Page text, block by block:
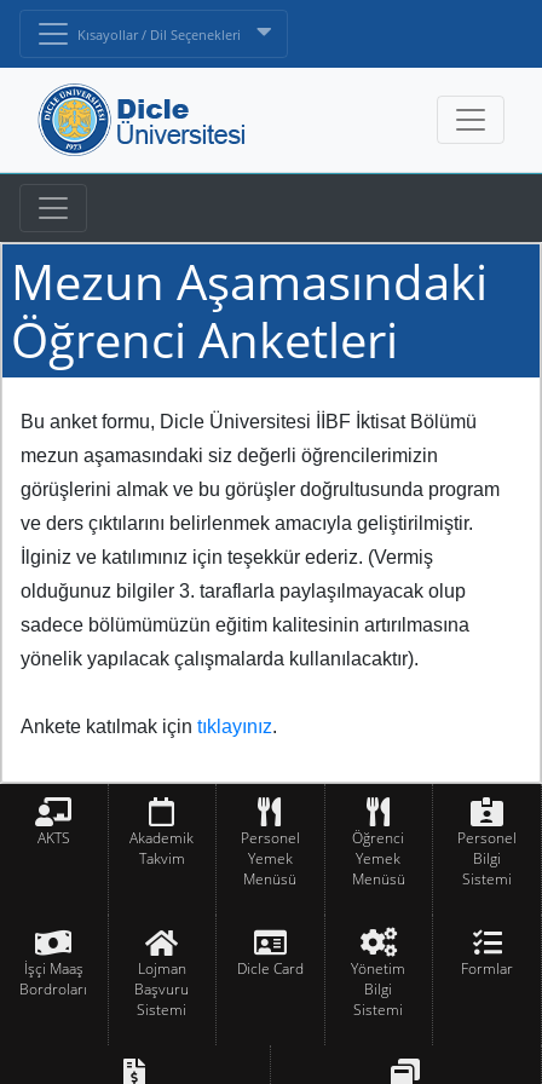
Kısayollar / Dil Seçenekleri
Mezun Aşamasındaki
Öğrenci Anketleri
Bu anket formu, Dicle Üniversitesi İİBF İktisat Bölümü
mezun aşamasındaki siz değerli öğrencilerimizin
görüşlerini almak ve bu görüşler doğrultusunda program
ve ders çıktılarını belirlenmek amacıyla geliştirilmiştir.
İlginiz ve katılımınız için teşekkür ederiz. (Vermiş
olduğunuz bilgiler 3. taraflarla paylaşılmayacak olup
sadece bölümümüzün eğitim kalitesinin artırılmasına
yönelik yapılacak çalışmalarda kullanılacaktır).
Ankete katılmak için tıklayınız.
AKTS
Akademik
Takvim
Personel
Yemek
Menüsü
Öğrenci
Yemek
Menüsü
Personel
Bilgi
Sistemi
İşçi Maaş
Bordroları
Lojman
Başvuru
Sistemi
Dicle Card
Yönetim
Bilgi
Sistemi
Formlar